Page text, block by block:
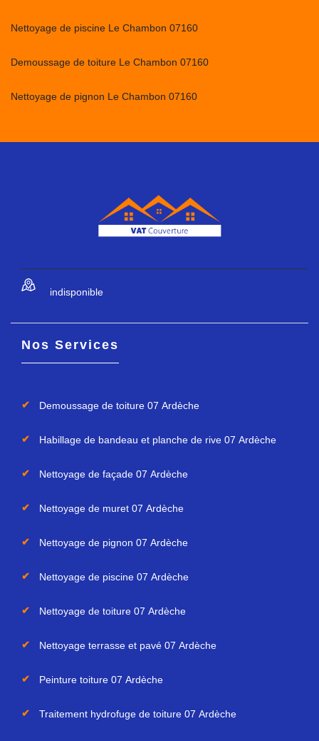
Nettoyage de piscine Le Chambon 07160
Demoussage de toiture Le Chambon 07160
Nettoyage de pignon Le Chambon 07160
indisponible
Nos Services
Demoussage de toiture 07 Ardèche
Habillage de bandeau et planche de rive 07 Ardèche
Nettoyage de façade 07 Ardèche
Nettoyage de muret 07 Ardèche
Nettoyage de pignon 07 Ardèche
Nettoyage de piscine 07 Ardèche
Nettoyage de toiture 07 Ardèche
Nettoyage terrasse et pavé 07 Ardèche
Peinture toiture 07 Ardèche
Traitement hydrofuge de toiture 07 Ardèche